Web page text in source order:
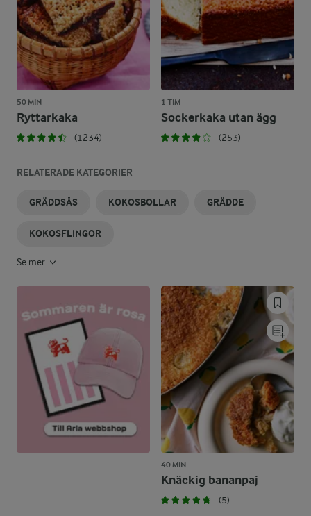
50 MIN
Ryttarkaka
(1234)
1 TIM
Sockerkaka utan ägg
(253)
RELATERADE KATEGORIER
GRÄDDSÅS KOKOSBOLLAR GRÄDDE
KOKOSFLINGOR
Se mer
40 MIN
Knäckig bananpaj
(5)